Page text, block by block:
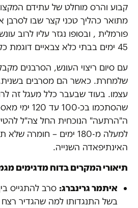
קבוע והרס מוחלט של עתידם
מתואר כהליך טכני קצר שבו לסרבן
45 ימים בבתי כלא צבאיים דוגמת כלא נווה צדק.
עם סיום ריצוי העונש, הסרבנים
שלמחרת. כאשר הם מסרבים בשנית,
עצמו. בעוד שבעבר כלל מעגל זה
שהסתכמו בכ-
ה"הרתעה" הנוכחית החל צה"ל
למעלה מ-180 ימים – חומרה
האינתיפאדה השנייה.
תיאורי המקרים בדוח מדגימים
איתמר גרינברג:
בשל התנגדותו למה שהגדיר